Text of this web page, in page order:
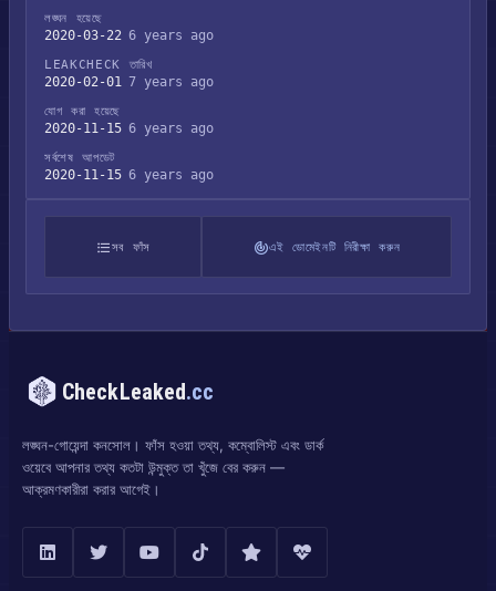
লঙ্ঘন হয়েছে
2020-03-22 6 years ago
LEAKCHECK তারিখ
2020-02-01 7 years ago
যোগ করা হয়েছে
2020-11-15 6 years ago
সর্বশেষ আপডেট
2020-11-15 6 years ago
সব ফাঁস এই ডোমেইনটি নিরীক্ষা করুন
CheckLeaked.cc
লঙ্ঘন-গোয়েন্দা কনসোল। ফাঁস হওয়া তথ্য, কম্বোলিস্ট এবং ডার্ক
ওয়েবে আপনার তথ্য কতটা উন্মুক্ত তা খুঁজে বের করুন —
আক্রমণকারীরা করার আগেই।